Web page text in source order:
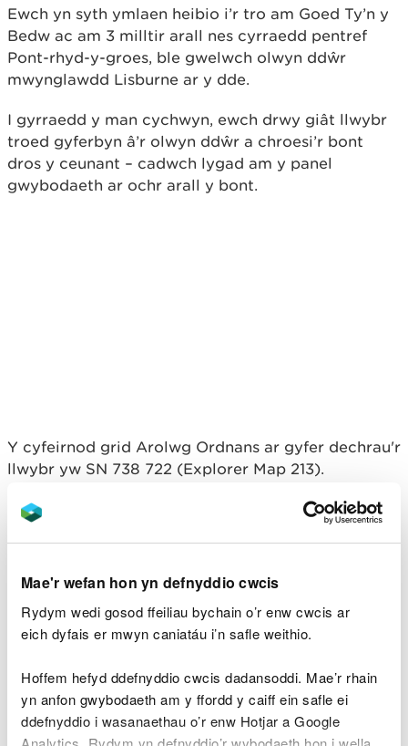
Mae'r wefan hon yn defnyddio cwcis
Rydym wedi gosod ffeiliau bychain o’r enw cwcis ar
eich dyfais er mwyn caniatáu i’n safle weithio.
Hoffem hefyd ddefnyddio cwcis dadansoddi. Mae’r rhain
yn anfon gwybodaeth am y ffordd y caiff ein safle ei
ddefnyddio i wasanaethau o’r enw Hotjar a Google
Ewch yn syth ymlaen heibio i’r tro am Goed Ty’n y
Bedw ac am 3 milltir arall nes cyrraedd pentref
Pont-rhyd-y-groes, ble gwelwch olwyn ddŵr
mwynglawdd Lisburne ar y dde.
I gyrraedd y man cychwyn, ewch drwy giât llwybr
troed gyferbyn â’r olwyn ddŵr a chroesi’r bont
dros y ceunant – cadwch lygad am y panel
gwybodaeth ar ochr arall y bont.
Y cyfeirnod grid Arolwg Ordnans ar gyfer dechrau'r
llwybr yw SN 738 722 (Explorer Map 213).
Y cod post yw SY25 6DQ.
Sylwer bod y cod post
hwn yn cwmpasu ardal eang ac ni fydd yn mynd â
Edrychwch ar y lle hwn ar wefan What3Words.
Cludiant cyhoeddus
Y prif orsaf reilffordd agosaf yw Aberystwyth.
Mae gwasanaeth bws o Aberystwyth i Bont-rhyd-y-
groes.